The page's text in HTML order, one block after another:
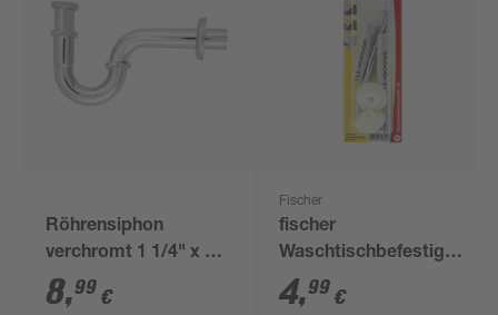
Röhrensiphon
verchromt 1 1/4" x 32
mm
8,99 €
Fischer
fischer
Waschtischbefestigung
WST 140 2 Stück
4,99 €